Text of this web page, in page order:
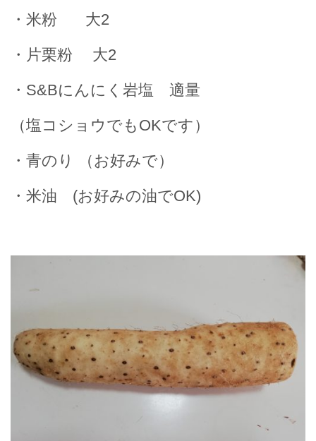
・米粉 大2
・片栗粉 大2
・S&Bにんにく岩塩 適量
（塩コショウでもOKです）
・青のり （お好みで）
・米油 (お好みの油でOK)